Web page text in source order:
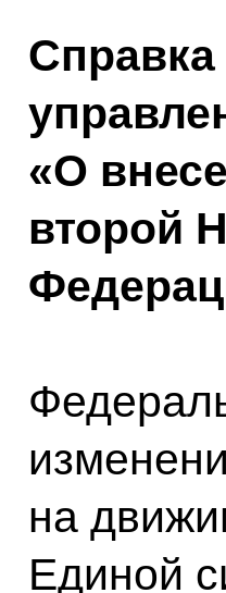
Справка
«О
второй
на
Единой